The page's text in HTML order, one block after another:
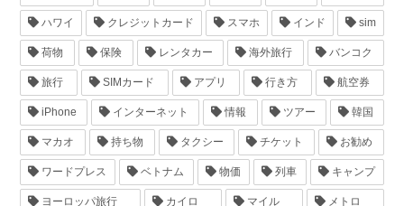
ハワイ クレジットカード スマホ インド sim
荷物 保険 レンタカー 海外旅行 バンコク
旅行 SIMカード アプリ 行き方 航空券
iPhone インターネット 情報 ツアー 韓国
マカオ 持ち物 タクシー チケット お勧め
ワードプレス ベトナム 物価 列車 キャンプ
ヨーロッパ旅行 カイロ マイル メトロ